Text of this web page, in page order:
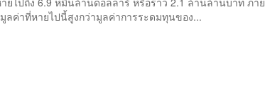
ลค่าที่หายไปนี้สูงกว่ามูลค่าการระดมทุนของ...